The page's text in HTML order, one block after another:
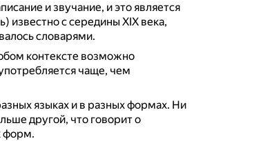
и звучание, и это является
известно с середины XIX века,
словарями.
контексте возможно
чаще, чем
языках и в разных формах. Ни
другой, что говорит о
форм.